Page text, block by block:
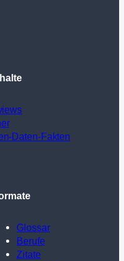
Daten-Fakten
Glossar
Berufe
Zitate